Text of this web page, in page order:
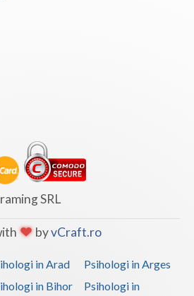
SRL
byvCraft.ro
in Arad
Psihologi in Arges
in Bihor
Psihologi in